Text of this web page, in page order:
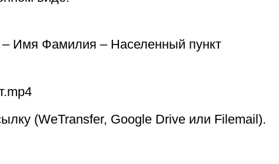
– Имя Фамилия – Населенный пункт
(WeTransfer, Google Drive или Filemail).